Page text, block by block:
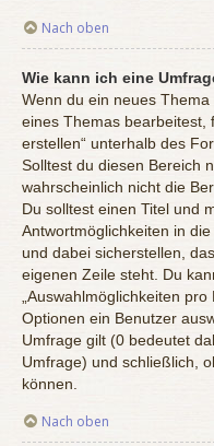
Nach oben
Wie kann ich eine
Wenn du ein neues
eines Themas bearbeitest,
erstellen“ unterhalb des
Solltest du diesen Bereich
wahrscheinlich nicht die
Du solltest einen Titel und
Antwortmöglichkeiten in
und dabei sicherstellen,
eigenen Zeile steht. Du
„Auswahlmöglichkeiten
Optionen ein Benutzer
Umfrage gilt (0 bedeutet
Umfrage) und schließlich,
können.
Nach oben